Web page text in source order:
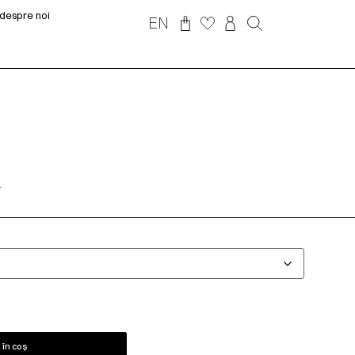
noi EN
coș